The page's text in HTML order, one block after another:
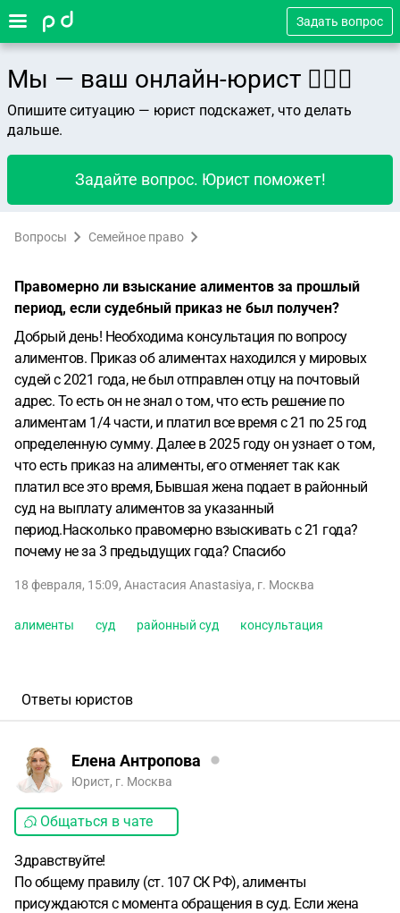
Задать вопрос
Мы — ваш онлайн-юрист 👨🏻‍⚖️
Опишите ситуацию — юрист подскажет, что делать
дальше.
Задайте вопрос. Юрист поможет!
Вопросы Семейное право
Правомерно ли взыскание алиментов за прошлый
период, если судебный приказ не был получен?
Добрый день! Необходима консультация по вопросу
алиментов. Приказ об алиментах находился у мировых
судей с 2021 года, не был отправлен отцу на почтовый
адрес. То есть он не знал о том, что есть решение по
алиментам 1/4 части, и платил все время с 21 по 25 год
определенную сумму. Далее в 2025 году он узнает о том,
что есть приказ на алименты, его отменяет так как
платил все это время, Бывшая жена подает в районный
суд на выплату алиментов за указанный
период.Насколько правомерно взыскивать с 21 года?
почему не за 3 предыдущих года? Спасибо
18 февраля, 15:09, Анастасия Anastasiya, г. Москва
алименты суд районный суд консультация
Ответы юристов
Елена Антропова
Юрист, г. Москва
Общаться в чате
Здравствуйте!
По общему правилу (ст. 107 СК РФ), алименты
присуждаются с момента обращения в суд. Если жена